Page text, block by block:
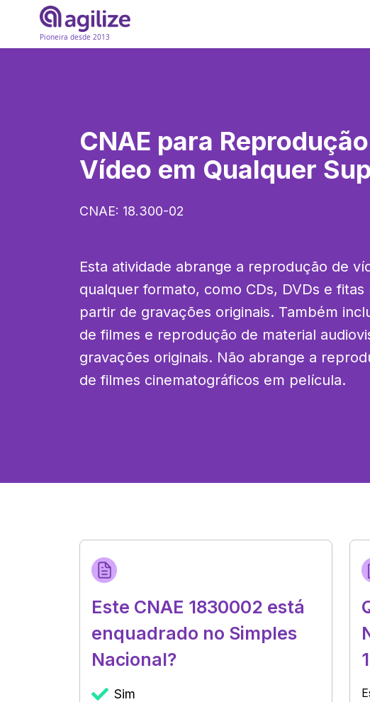
Pioneira desde 2013
CNAE para
Vídeo em Qualquer
CNAE: 18.300-02
Esta atividade abrange a reprodução de
qualquer formato, como CDs, DVDs e fitas
partir de gravações originais. Também
de filmes e reprodução de material
gravações originais. Não abrange a
de filmes cinematográficos em película.
Este CNAE 1830002 está
enquadrado no Simples
Nacional?
Sim